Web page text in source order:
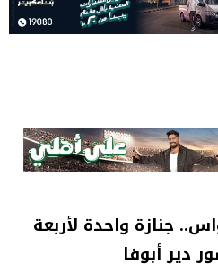
جنازة واحدة لأربعة
دير أبوفا